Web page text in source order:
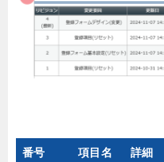
番号 項目名 詳細